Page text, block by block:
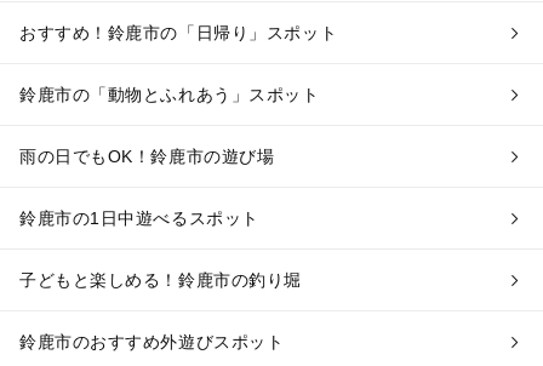
おすすめ！鈴鹿市の「日帰り」スポット
鈴鹿市の「動物とふれあう」スポット
雨の日でもOK！鈴鹿市の遊び場
鈴鹿市の1日中遊べるスポット
子どもと楽しめる！鈴鹿市の釣り堀
鈴鹿市のおすすめ外遊びスポット